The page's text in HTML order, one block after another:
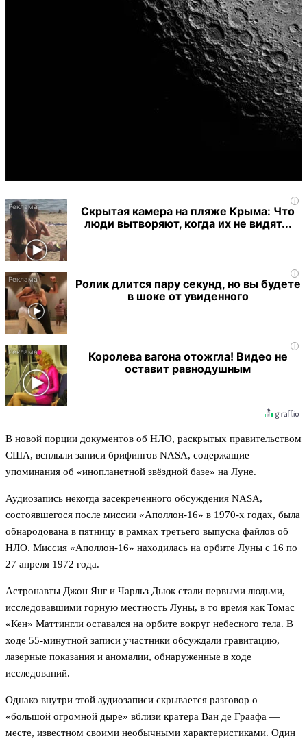
i
Скрытая камера на пляже Крыма: Что
люди вытворяют, когда их не видят...
i
Ролик длится пару секунд, но вы будете
в шоке от увиденного
i
Королева вагона отожгла! Видео не
оставит равнодушным
В новой порции документов об НЛО, раскрытых правительством
США, всплыли записи брифингов NASA, содержащие
упоминания об «инопланетной звёздной базе» на Луне.
Аудиозапись некогда засекреченного обсуждения NASA,
состоявшегося после миссии «Аполлон-16» в 1970-х годах, была
обнародована в пятницу в рамках третьего выпуска файлов об
НЛО. Миссия «Аполлон-16» находилась на орбите Луны с 16 по
27 апреля 1972 года.
Астронавты Джон Янг и Чарльз Дьюк стали первыми людьми,
исследовавшими горную местность Луны, в то время как Томас
«Кен» Маттингли оставался на орбите вокруг небесного тела. В
ходе 55-минутной записи участники обсуждали гравитацию,
лазерные показания и аномалии, обнаруженные в ходе
исследований.
Однако внутри этой аудиозаписи скрывается разговор о
«большой огромной дыре» вблизи кратера Ван де Граафа —
месте, известном своими необычными характеристиками. Один